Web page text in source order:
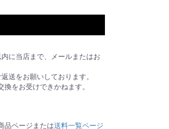
に当店まで、メールまたはお
送をお願いしております。
をお受けできかねます。
品ページまたは送料一覧ページ